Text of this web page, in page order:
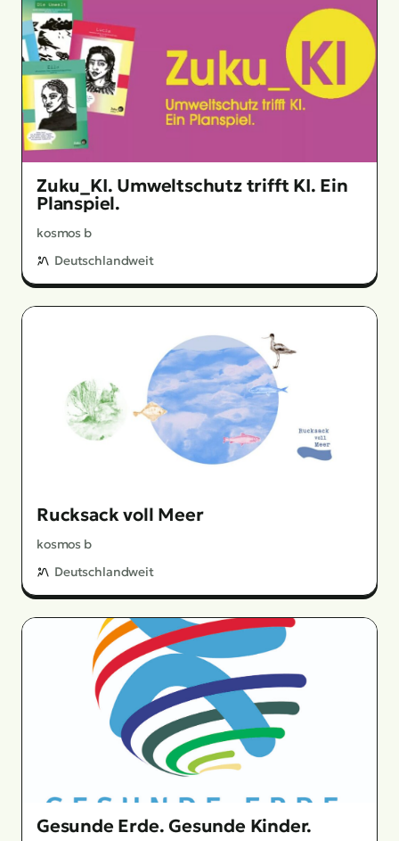
Zuku_KI. Umweltschutz trifft KI. Ein
Planspiel.
kosmos b
Deutschlandweit
Rucksack voll Meer
kosmos b
Deutschlandweit
Gesunde Erde. Gesunde Kinder.